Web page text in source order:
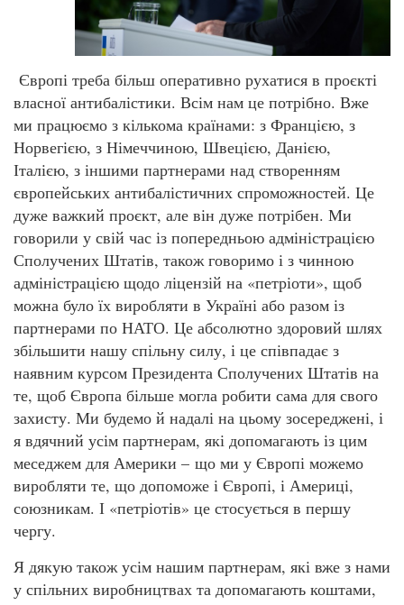
Європі треба більш оперативно рухатися в проєкті
власної антибалістики. Всім нам це потрібно. Вже
ми працюємо з кількома країнами: з Францією, з
Норвегією, з Німеччиною, Швецією, Данією,
Італією, з іншими партнерами над створенням
європейських антибалістичних спроможностей. Це
дуже важкий проєкт, але він дуже потрібен. Ми
говорили у свій час із попередньою адміністрацією
Сполучених Штатів, також говоримо і з чинною
адміністрацією щодо ліцензій на «петріоти», щоб
можна було їх виробляти в Україні або разом із
партнерами по НАТО. Це абсолютно здоровий шлях
збільшити нашу спільну силу, і це співпадає з
наявним курсом Президента Сполучених Штатів на
те, щоб Європа більше могла робити сама для свого
захисту. Ми будемо й надалі на цьому зосереджені, і
я вдячний усім партнерам, які допомагають із цим
меседжем для Америки – що ми у Європі можемо
виробляти те, що допоможе і Європі, і Америці,
союзникам. І «петріотів» це стосується в першу
чергу.
Я дякую також усім нашим партнерам, які вже з нами
у спільних виробництвах та допомагають коштами,